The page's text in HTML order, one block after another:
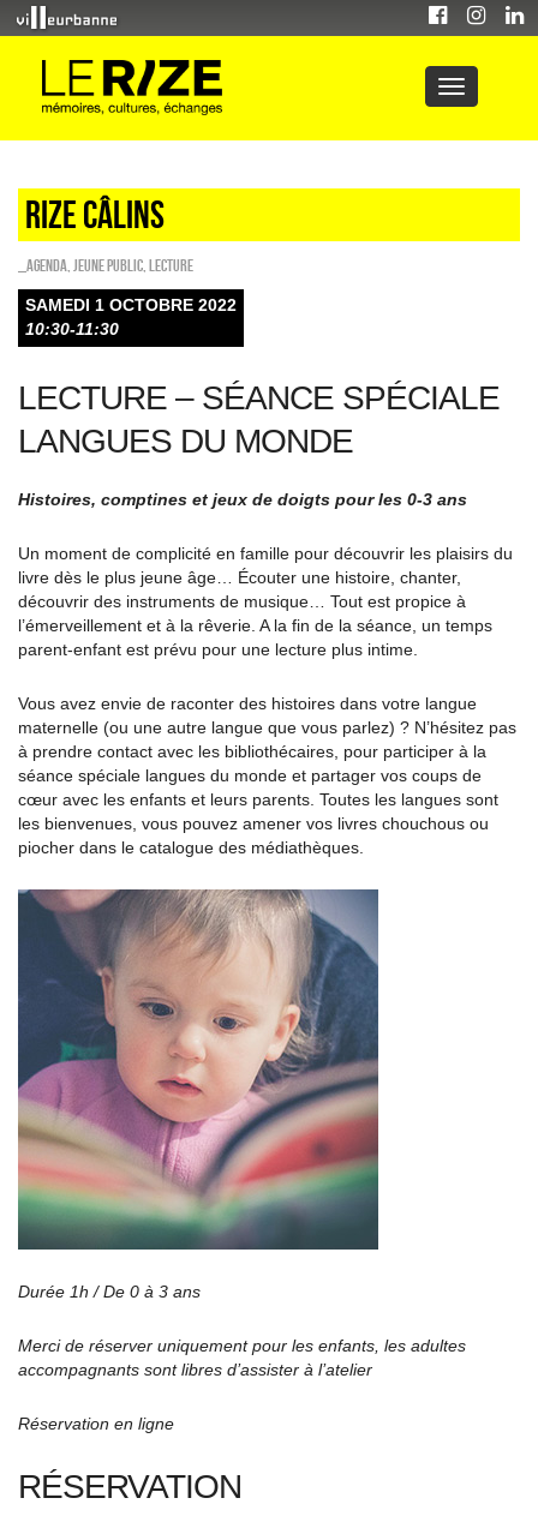
Rize câlins
_Agenda Jeune public Lecture
SAMEDI 1 OCTOBRE 2022
10:30-11:30
LECTURE – SÉANCE SPÉCIALE
LANGUES DU MONDE
Histoires, comptines et jeux de doigts pour les 0-3 ans
Un moment de complicité en famille pour découvrir les plaisirs du
livre dès le plus jeune âge… Écouter une histoire, chanter,
découvrir des instruments de musique… Tout est propice à
l’émerveillement et à la rêverie. A la fin de la séance, un temps
parent-enfant est prévu pour une lecture plus intime.
Vous avez envie de raconter des histoires dans votre langue
maternelle (ou une autre langue que vous parlez) ? N’hésitez pas
à prendre contact avec les bibliothécaires, pour participer à la
séance spéciale langues du monde et partager vos coups de
cœur avec les enfants et leurs parents. Toutes les langues sont
les bienvenues, vous pouvez amener vos livres chouchous ou
piocher dans le catalogue des médiathèques.
Durée 1h / De 0 à 3 ans
Merci de réserver uniquement pour les enfants, les adultes
accompagnants sont libres d’assister à l’atelier
Réservation en ligne
RÉSERVATION